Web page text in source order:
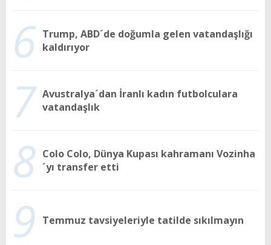
6 Trump, ABD´de doğumla gelen vatandaşlığı
kaldırıyor
7 Avustralya´dan İranlı kadın futbolculara
vatandaşlık
8 Colo Colo, Dünya Kupası kahramanı Vozinha
´yı transfer etti
9 Temmuz tavsiyeleriyle tatilde sıkılmayın